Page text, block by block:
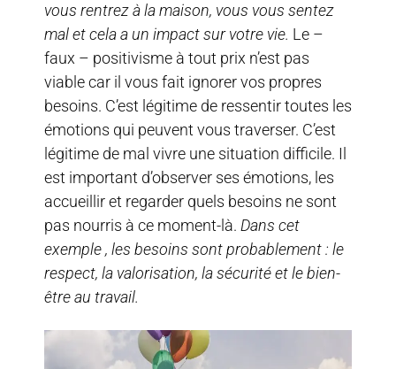
vous rentrez à la maison, vous vous sentez
mal et cela a un impact sur votre vie. Le –
faux – positivisme à tout prix n’est pas
viable car il vous fait ignorer vos propres
besoins. C’est légitime de ressentir toutes les
émotions qui peuvent vous traverser. C’est
légitime de mal vivre une situation difficile. Il
est important d’observer ses émotions, les
accueillir et regarder quels besoins ne sont
pas nourris à ce moment-là. Dans cet
exemple , les besoins sont probablement : le
respect, la valorisation, la sécurité et le bien-
être au travail.